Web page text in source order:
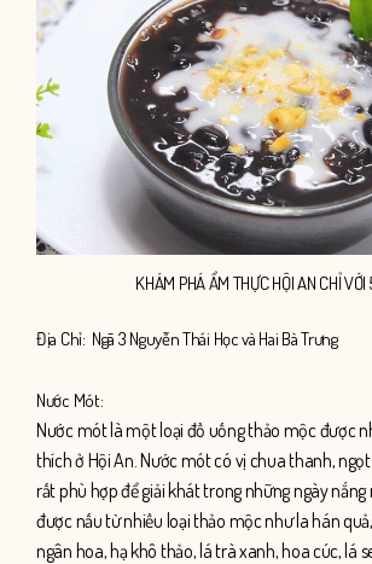
KHÁM PHÁ ẨM THỰC HỘI AN CHỈ
Địa Chỉ: Ngã 3 Nguyễn Thái Học và Hai Bà Trưng
Nước Mót:
Nước mót là một loại đồ uống thảo mộc được
thích ở Hội An. Nước mót có vị chua thanh,
rất phù hợp để giải khát trong những ngày
được nấu từ nhiều loại thảo mộc như la hán
ngân hoa, hạ khô thảo, lá trà xanh, hoa cúc, lá